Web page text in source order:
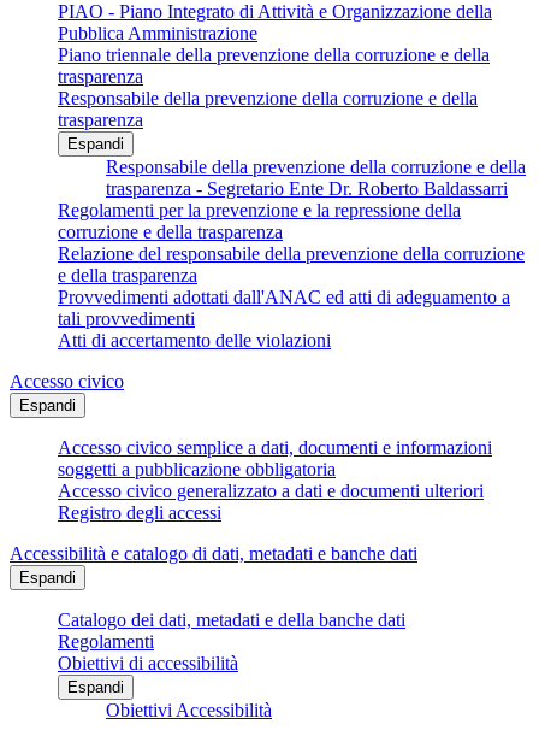
PIAO - Piano Integrato di Attività e Organizzazione della
Pubblica Amministrazione
Piano triennale della prevenzione della corruzione e della
trasparenza
Responsabile della prevenzione della corruzione e della
trasparenza
Espandi
Responsabile della prevenzione della corruzione e della
trasparenza - Segretario Ente Dr. Roberto Baldassarri
Regolamenti per la prevenzione e la repressione della
corruzione e della trasparenza
Relazione del responsabile della prevenzione della corruzione
e della trasparenza
Provvedimenti adottati dall'ANAC ed atti di adeguamento a
tali provvedimenti
Atti di accertamento delle violazioni
Accesso civico
Espandi
Accesso civico semplice a dati, documenti e informazioni
soggetti a pubblicazione obbligatoria
Accesso civico generalizzato a dati e documenti ulteriori
Registro degli accessi
Accessibilità e catalogo di dati, metadati e banche dati
Espandi
Catalogo dei dati, metadati e della banche dati
Regolamenti
Obiettivi di accessibilità
Espandi
Obiettivi Accessibilità